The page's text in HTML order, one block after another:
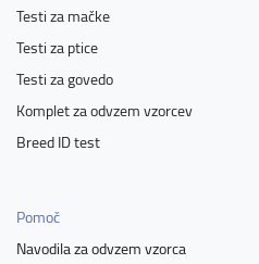
Testi za mačke
Testi za ptice
Testi za govedo
Komplet za odvzem vzorcev
Breed ID test
Pomoč
Navodila za odvzem vzorca